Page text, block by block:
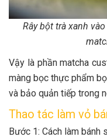
Rây bột trà xanh
Vậy là phần matcha
màng bọc thực phẩm
và bảo quản tiếp trong
Thao tác làm vỏ
Bước 1: Cách làm bánh